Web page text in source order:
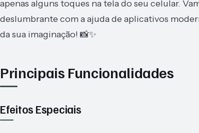
apenas alguns toques na tela do seu celular.
deslumbrante com a ajuda de aplicativos
da sua imaginação! 📸✨
Principais Funcionalidades
Efeitos Especiais